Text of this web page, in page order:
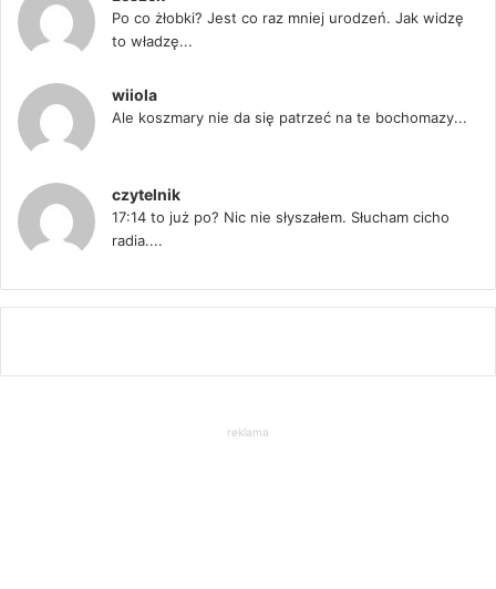
Po co żłobki? Jest co raz mniej urodzeń. Jak widzę
to władzę...
wiiola
Ale koszmary nie da się patrzeć na te bochomazy...
czytelnik
17:14 to już po? Nic nie słyszałem. Słucham cicho
radia....
reklama